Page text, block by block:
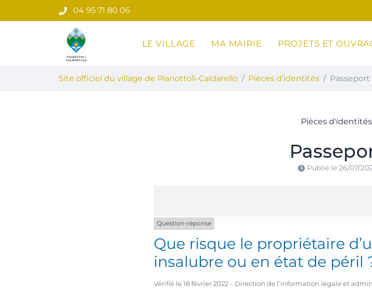
au
04 95 71 80 06
Site officiel du village de Pianottoli-Caldarello
LE VILLAGE MA MAIRIE PROJETS ET
Site officiel du village de Pianottoli-Caldarello Pièces d'identités Passeport
Pièces d'identités
Publié le 26/07/
Question-réponse
Que risque le propriétaire
insalubre ou en état de péril
Vérifié le 18 février 2022 – Direction de l’information légale et